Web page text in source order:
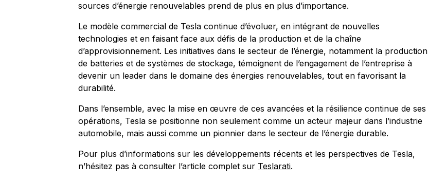
sources d’énergie renouvelables prend de plus en plus d’importance.
Le modèle commercial de Tesla continue d’évoluer, en intégrant de nouvelles
technologies et en faisant face aux défis de la production et de la chaîne
d’approvisionnement. Les initiatives dans le secteur de l’énergie, notamment la production
de batteries et de systèmes de stockage, témoignent de l’engagement de l’entreprise à
devenir un leader dans le domaine des énergies renouvelables, tout en favorisant la
durabilité.
Dans l’ensemble, avec la mise en œuvre de ces avancées et la résilience continue de ses
opérations, Tesla se positionne non seulement comme un acteur majeur dans l’industrie
automobile, mais aussi comme un pionnier dans le secteur de l’énergie durable.
Pour plus d’informations sur les développements récents et les perspectives de Tesla,
n’hésitez pas à consulter l’article complet sur Teslarati.